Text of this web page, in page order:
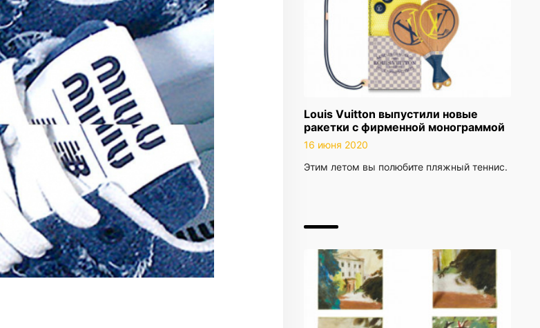
Louis Vuitton выпустили новые
ракетки с фирменной монограммой
16 июня 2020
Этим летом вы полюбите пляжный теннис.